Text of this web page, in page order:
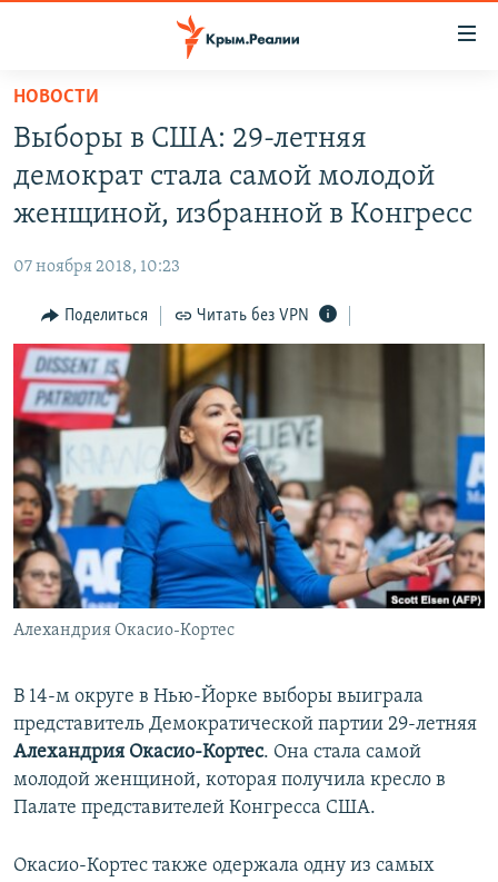
Вернуться
основному
содержанию
главной
навигации
Вернутся
поиску
НОВОСТИ
СПЕЦПРОЕКТЫ
11 ЛЕТ ОККУПАЦИИ КРЫМА. 11 ИСТОРИЙ СОПРОТИВЛЕНИЯ
ЕЩЕ
ИНТЕРАКТИВ
ИНФОГРАФИКА
ТЕЛЕПРОЕКТ КРЫМ.РЕАЛИИ
СОВЕТЫ ПРАВОЗАЩИТНИКОВ
ПРОПАВШИЕ БЕЗ ВЕСТИ
ПОБЕДИТЕЛЕЙ НЕ СУДЯТ?
КРЫМ.НЕПОКОРЕННЫЙ
ELIFBE
УКРАИНСКАЯ ПРОБЛЕМА КРЫМА
РАДІО СВОБОДА
КАК ОБОЙТИ БЛОКИРОВКУ
Українською
Qırımtatar
ПРИСОЕДИНЯЙТЕСЬ!
НОВОСТИ
Выборы в США: 29-летняя
демократ стала самой молодой
женщиной, избранной в Конгресс
07 ноября 2018, 10:23
Поделиться Читать без VPN
Алехандрия Окасио-Кортес
В 14-м округе в Нью-Йорке выборы выиграла
представитель Демократической партии 29-летняя
Алехандрия Окасио-Кортес. Она стала самой
молодой женщиной, которая получила кресло в
Палате представителей Конгресса США.
Окасио-Кортес также одержала одну из самых